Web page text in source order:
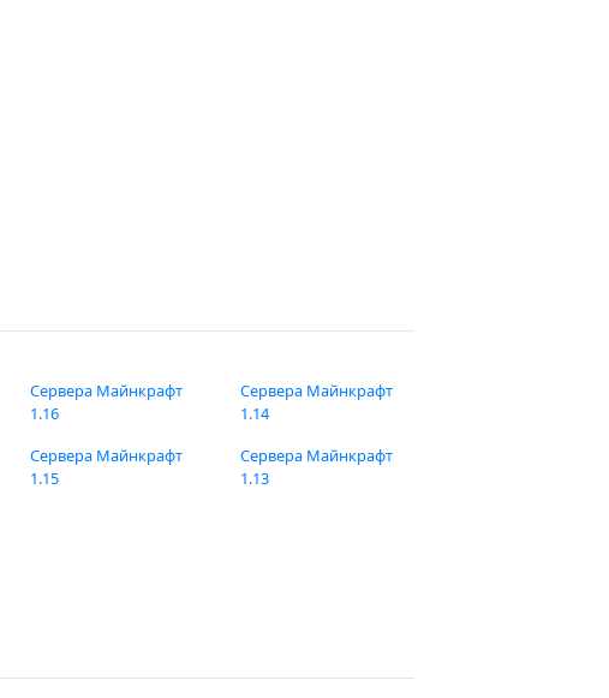
Сервера Майнкрафт
1.16
Сервера Майнкрафт
1.15
Сервера Майнкрафт
1.14
Сервера Майнкрафт
1.13